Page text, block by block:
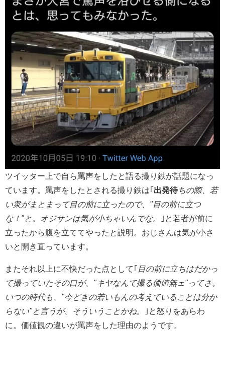
ツイッター上で自ら罵声をしたと語る撮り鉄が話題になっ
ています。罵声をしたとされる撮り鉄は｢ 出発待ちの際、若
い衆がまとまって目の前に立ったので、"目の前に立つ
な！"と。オジサンは気が小ちゃいんでな。
｣と若者が前に
立ったから腹を立ててやったと説明。おじさんは気が小さ
いと開き直っています。
またそれ以上に不快だった点として｢
目の前に立ちはだかっ
て撮っていたその口が、"キヤなんて撮る価値無ェ"ってさ。
いつの時代も、"今どきの若いもんの考えていることは分か
らない"と言うが、そういうことかね。
｣と怒りをあらわ
に。価値観の違いが罵声をした理由のようです。